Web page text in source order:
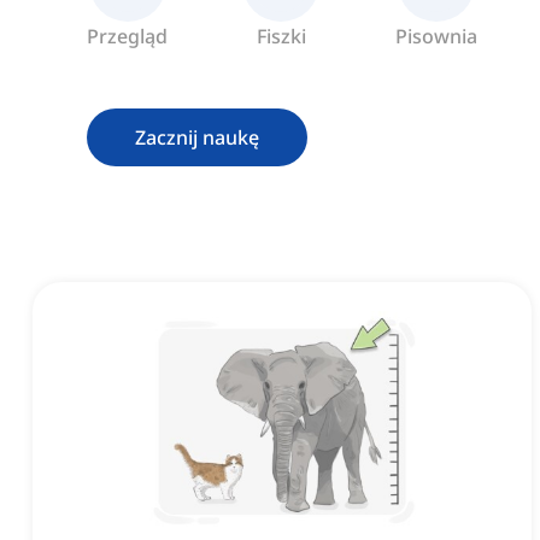
Przegląd Fiszki Pisownia
Zacznij naukę